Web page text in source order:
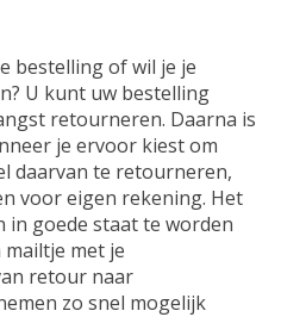
bestelling of wil je je
U kunt uw bestelling
retourneren. Daarna is
je ervoor kiest om
daarvan te retourneren,
voor eigen rekening. Het
in goede staat te worden
met je
retour naar
zo snel mogelijk